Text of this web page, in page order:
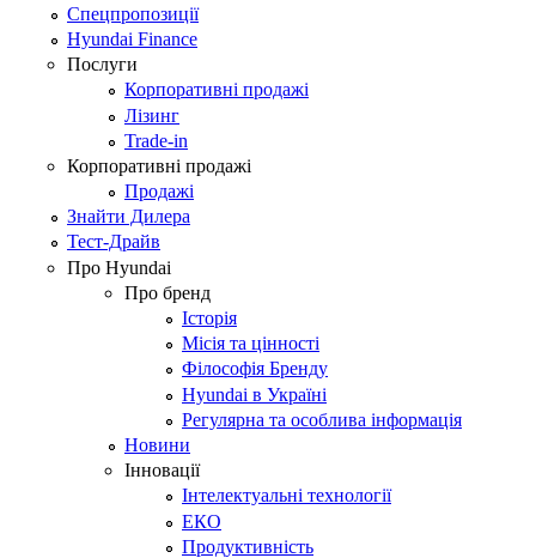
Спецпропозиції
Hyundai Finance
Послуги
Корпоративні продажі
Лізинг
Trade-in
Корпоративні продажі
Продажі
Знайти Дилера
Тест-Драйв
Про Hyundai
Про бренд
Історія
Місія та цінності
Філософія Бренду
Hyundai в Україні
Регулярна та особлива інформація
Новини
Інновації
Інтелектуальні технології
ЕКО
Продуктивність